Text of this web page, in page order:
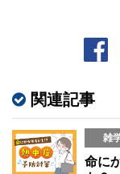
関連記事
雑
命に